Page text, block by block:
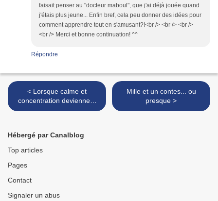
faisait penser au "docteur maboul", que j'ai déjà jouée quand
j'étais plus jeune... Enfin bref, cela peu donner des idées pour
comment apprendre tout en s'amusant?!<br /> <br /> <br />
<br /> Merci et bonne continuation! ^^
Répondre
< Lorsque calme et
concentration deviennent
des jeux
Mille et un contes... ou
presque >
Hébergé par Canalblog
Top articles
Pages
Contact
Signaler un abus